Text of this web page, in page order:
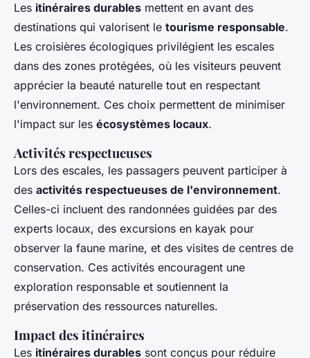
Les itinéraires durables mettent en avant des
destinations qui valorisent le tourisme responsable.
Les croisières écologiques privilégient les escales
dans des zones protégées, où les visiteurs peuvent
apprécier la beauté naturelle tout en respectant
l'environnement. Ces choix permettent de minimiser
l'impact sur les écosystèmes locaux.
Activités respectueuses
Lors des escales, les passagers peuvent participer à
des activités respectueuses de l'environnement.
Celles-ci incluent des randonnées guidées par des
experts locaux, des excursions en kayak pour
observer la faune marine, et des visites de centres de
conservation. Ces activités encouragent une
exploration responsable et soutiennent la
préservation des ressources naturelles.
Impact des itinéraires
Les itinéraires durables sont conçus pour réduire